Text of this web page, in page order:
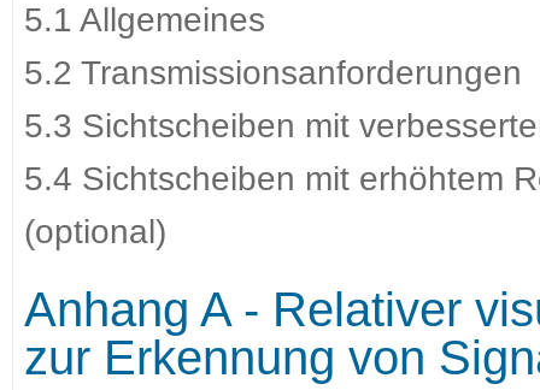
5.1 Allgemeines
5.2 Transmissionsanforderungen
5.3 Sichtscheiben mit
5.4 Sichtscheiben mit erhöhtem
(optional)
Anhang A - Relativer
zur Erkennung von